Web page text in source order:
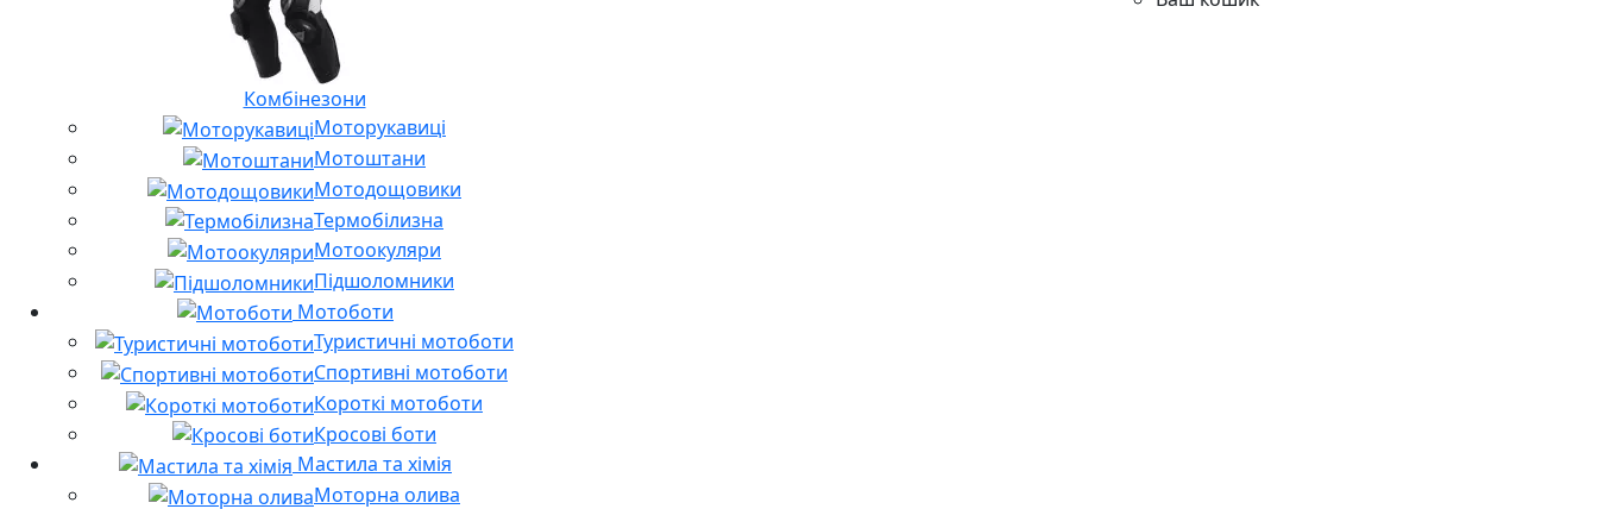
Комбінезони
Моторукавиці
Мотоштани
Мотодощовики
Термобілизна
Мотоокуляри
Підшоломники
Мотоботи
Туристичні мотоботи
Спортивні мотоботи
Короткі мотоботи
Кросові боти
Мастила та хімія
Моторна олива